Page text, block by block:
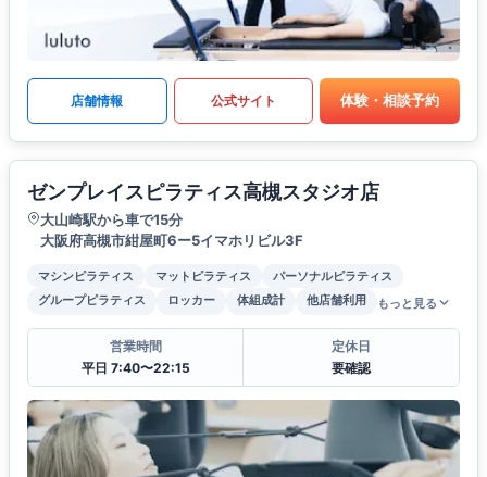
店舗情報 公式サイト 体験・相談予約
ゼンプレイスピラティス高槻スタジオ店
大山崎駅から車で15分
大阪府高槻市紺屋町6ー5イマホリビル3F
マシンピラティス マットピラティス
パーソナルピラティス
グループピラティス
ロッカー 体組成計 他店舗利用 もっと見る
営業時間
平日 7:40〜22:15
定休日
要確認